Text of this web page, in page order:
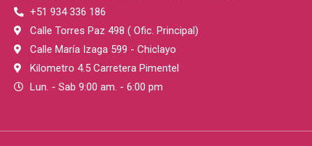
+51 934 336 186
Calle Torres Paz 498 ( Ofic. Principal)
Calle María Izaga 599 - Chiclayo
Kilometro 4.5 Carretera Pimentel
Lun. - Sab 9:00 am. - 6:00 pm